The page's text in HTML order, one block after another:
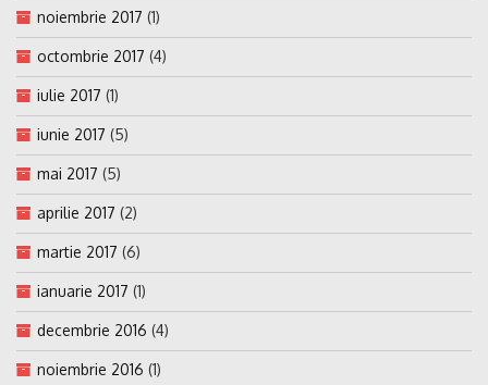
noiembrie 2017 (1)
octombrie 2017 (4)
iulie 2017 (1)
iunie 2017 (5)
mai 2017 (5)
aprilie 2017 (2)
martie 2017 (6)
ianuarie 2017 (1)
decembrie 2016 (4)
noiembrie 2016 (1)